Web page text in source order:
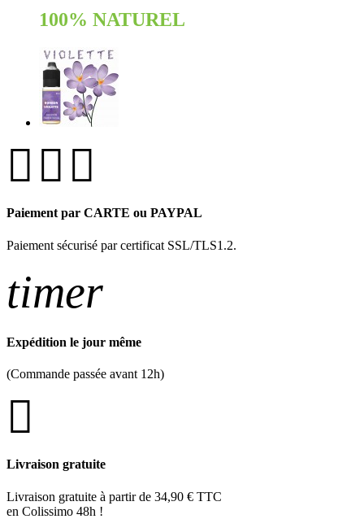
100% NATUREL
Paiement par CARTE ou PAYPAL
Paiement sécurisé par certificat SSL/TLS1.2.
timer
Expédition le jour même
(Commande passée avant 12h)
Livraison gratuite
Livraison gratuite à partir de 34,90 € TTC
en Colissimo 48h !